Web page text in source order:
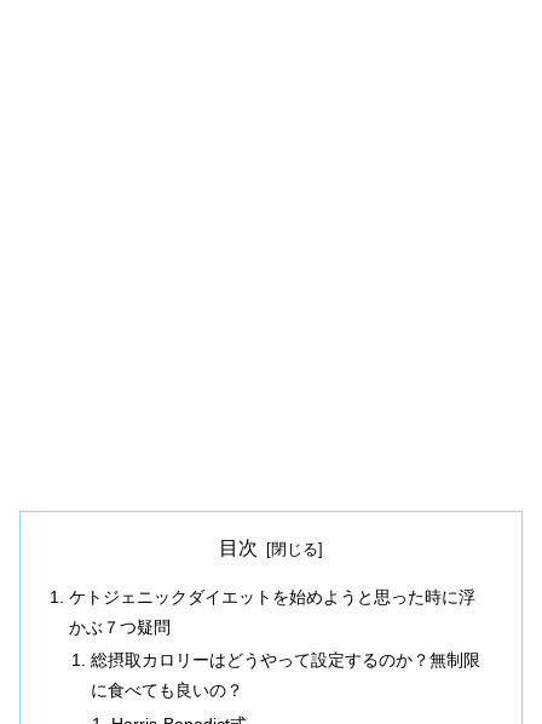
目次
ケトジェニックダイエットを始めようと思った時に浮
かぶ７つ疑問
総摂取カロリーはどうやって設定するのか？無制限
に食べても良いの？